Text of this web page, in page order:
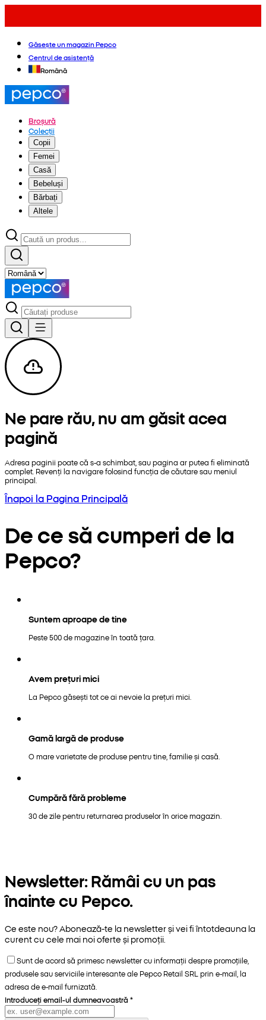
Găsește un magazin Pepco
Centrul de asistență
Română
Broșură
Colecții
Copii
Femei
Casă
Bebeluși
Bărbați
Altele
Ne pare rău, nu am găsit acea
pagină
Adresa paginii poate că s-a schimbat, sau pagina ar putea fi eliminată
complet. Revenți la navigare folosind funcția de căutare sau meniul
principal.
Înapoi la Pagina Principală
De ce să cumperi de la
Pepco?
Suntem aproape de tine
Peste 500 de magazine în toată țara.
Avem prețuri mici
La Pepco găsești tot ce ai nevoie la prețuri mici.
Gamă largă de produse
O mare varietate de produse pentru tine, familie și casă.
Cumpără fără probleme
30 de zile pentru returnarea produselor în orice magazin.
Newsletter: Rămâi cu un pas
înainte cu Pepco.
Ce este nou? Abonează-te la newsletter și vei fi întotdeauna la
curent cu cele mai noi oferte și promoții.
Sunt de acord să primesc newsletter cu informații despre promoțiile,
produsele sau serviciile interesante ale Pepco Retail SRL prin e-mail, la
adresa de e-mail furnizată.
Introduceți email-ul dumneavoastră *